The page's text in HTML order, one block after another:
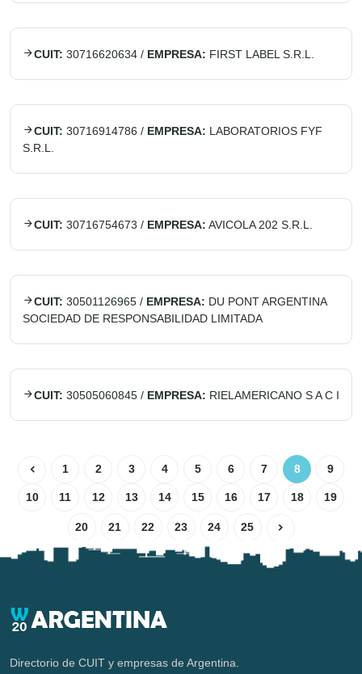
CUIT: 30716620634 / EMPRESA: FIRST LABEL S.R.L.
CUIT: 30716914786 / EMPRESA: LABORATORIOS FYF
S.R.L.
CUIT: 30716754673 / EMPRESA: AVICOLA 202 S.R.L.
CUIT: 30501126965 / EMPRESA: DU PONT ARGENTINA
SOCIEDAD DE RESPONSABILIDAD LIMITADA
CUIT: 30505060845 / EMPRESA: RIELAMERICANO S A C I
1 2 3 4 5 6 7 8 9
10 11 12 13 14 15 16 17 18 19
20 21 22 23 24 25
Directorio de CUIT y empresas de Argentina.